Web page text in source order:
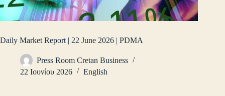
Daily Market Report | 22 June 2026 | PDMA
Press Room Cretan Business
22 Ιουνίου 2026
English